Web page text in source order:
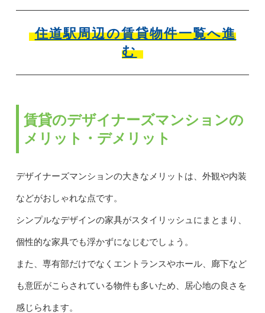
住道駅周辺の賃貸物件一覧へ進
む
賃貸のデザイナーズマンションの
メリット・デメリット
デザイナーズマンションの大きなメリットは、外観や内装
などがおしゃれな点です。
シンプルなデザインの家具がスタイリッシュにまとまり、
個性的な家具でも浮かずになじむでしょう。
また、専有部だけでなくエントランスやホール、廊下など
も意匠がこらされている物件も多いため、居心地の良さを
感じられます。